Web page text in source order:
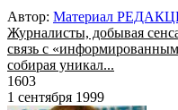
Автор: Материал
Журналисты, добывая
связь с
собирая уникал...
1603
1 сентября 1999